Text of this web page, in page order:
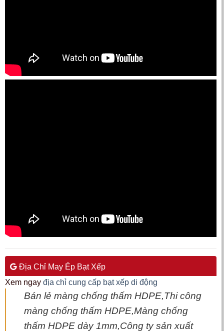
Địa Chỉ May Ép Bạt Xếp
Xem ngay địa chỉ cung cấp bạt xếp di động
Bán lẻ màng chống thấm HDPE,Thi công
màng chống thấm HDPE,Màng chống
thấm HDPE dày 1mm,Công ty sản xuất